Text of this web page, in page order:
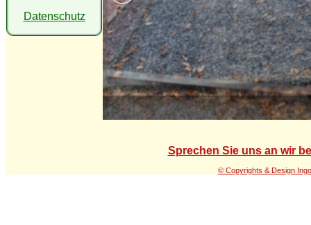
Datenschutz
Sprechen Sie uns an wir
© Copyrights & Design